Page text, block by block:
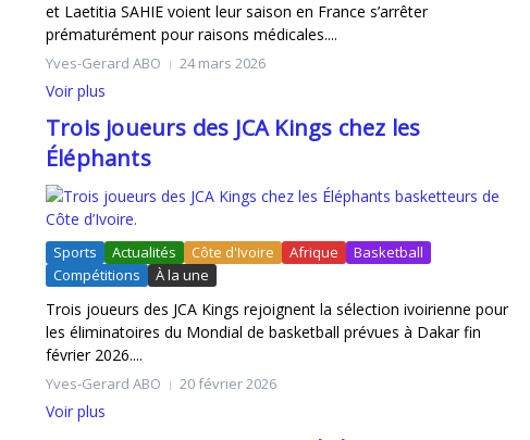
et Laetitia SAHIE voient leur saison en France s’arrêter
prématurément pour raisons médicales....
Yves-Gerard ABO 24 mars 2026
Voir plus
Trois joueurs des JCA Kings chez les
Éléphants
Sports Actualités Côte d'Ivoire Afrique
Basketball
Compétitions
À la une
Trois joueurs des JCA Kings rejoignent la sélection ivoirienne pour
les éliminatoires du Mondial de basketball prévues à Dakar fin
février 2026....
Yves-Gerard ABO 20 février 2026
Voir plus